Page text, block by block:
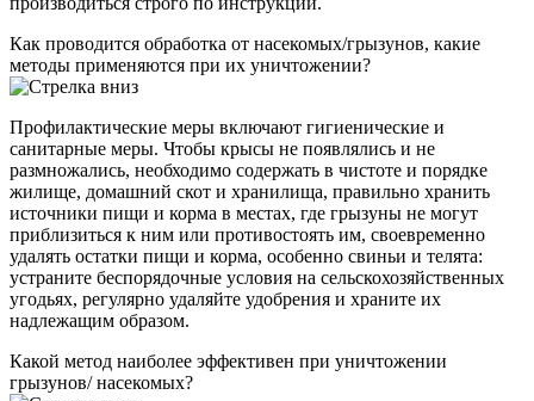
Как проводится обработка от насекомых/грызунов, какие
методы применяются при их уничтожении?
Профилактические меры включают гигиенические и
санитарные меры. Чтобы крысы не появлялись и не
размножались, необходимо содержать в чистоте и порядке
жилище, домашний скот и хранилища, правильно хранить
источники пищи и корма в местах, где грызуны не могут
приблизиться к ним или противостоять им, своевременно
удалять остатки пищи и корма, особенно свиньи и телята:
устраните беспорядочные условия на сельскохозяйственных
угодьях, регулярно удаляйте удобрения и храните их
надлежащим образом.
Какой метод наиболее эффективен при уничтожении
грызунов/ насекомых?